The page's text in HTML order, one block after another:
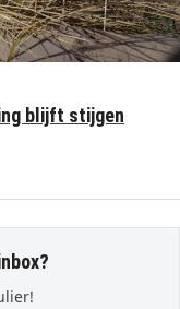
blijft stijgen